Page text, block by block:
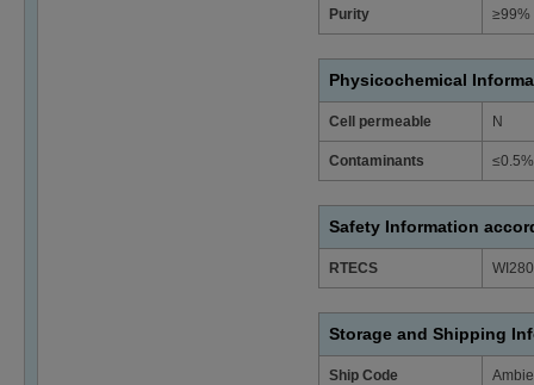
Purity ≥99%
Physicochemical
Cell permeable N
Contaminants
Safety Information
RTECS
Storage and Shipping
Ship Code